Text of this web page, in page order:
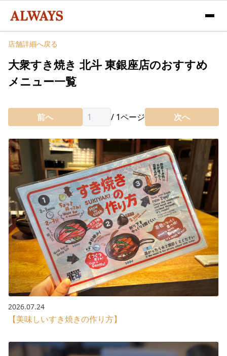
店舗詳細へ戻る
大衆すき焼き 北斗 東銀座店のおすすめ
メニュー一覧
前へ / 1ページ 次へ
2026.07.24
【美味しいすき焼きの作り方】